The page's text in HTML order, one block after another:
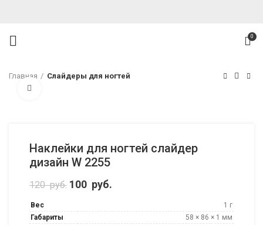
0
Главная
Слайдеры для ногтей
Наклейки для ногтей слайдер
дизайн W 2255
120руб. Первоначальная цена составляла 120
100 руб.
Вес
1 г
Габариты
58 × 86 × 1 мм